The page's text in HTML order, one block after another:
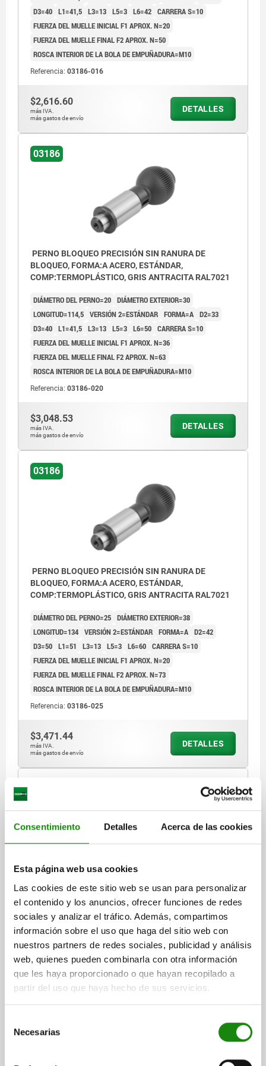
Consentimiento Detalles Acerca de las cookies
Esta página web usa cookies
Las cookies de este sitio web se usan para personalizar
el contenido y los anuncios, ofrecer funciones de redes
sociales y analizar el tráfico. Además, compartimos
información sobre el uso que haga del sitio web con
nuestros partners de redes sociales, publicidad y análisis
web, quienes pueden combinarla con otra información
que les haya proporcionado o que hayan recopilado a
partir del uso que haya hecho de sus servicios.
Necesarias
D3=40 L1=41,5 L3=13 L5=3 L6=42 CARRERA S=10
FUERZA DEL MUELLE INICIAL F1 APROX. N=20
FUERZA DEL MUELLE FINAL F2 APROX. N=50
ROSCA INTERIOR DE LA BOLA DE EMPUÑADURA=M10
Referencia: 03186-016
$2,616.60
más IVA.
más gastos de envío
DETALLES
03186
PERNO BLOQUEO PRECISIÓN SIN RANURA DE
BLOQUEO, FORMA:A ACERO, ESTÁNDAR,
COMP:TERMOPLÁSTICO, GRIS ANTRACITA RAL7021
DIÁMETRO DEL PERNO=20 DIÁMETRO EXTERIOR=30
LONGITUD=114,5 VERSIÓN 2=ESTÁNDAR FORMA=A D2=33
D3=40 L1=41,5 L3=13 L5=3 L6=50 CARRERA S=10
FUERZA DEL MUELLE INICIAL F1 APROX. N=36
FUERZA DEL MUELLE FINAL F2 APROX. N=63
ROSCA INTERIOR DE LA BOLA DE EMPUÑADURA=M10
Referencia: 03186-020
$3,048.53
más IVA.
más gastos de envío
DETALLES
03186
PERNO BLOQUEO PRECISIÓN SIN RANURA DE
BLOQUEO, FORMA:A ACERO, ESTÁNDAR,
COMP:TERMOPLÁSTICO, GRIS ANTRACITA RAL7021
DIÁMETRO DEL PERNO=25 DIÁMETRO EXTERIOR=38
LONGITUD=134 VERSIÓN 2=ESTÁNDAR FORMA=A D2=42
D3=50 L1=51 L3=13 L5=3 L6=60 CARRERA S=10
FUERZA DEL MUELLE INICIAL F1 APROX. N=20
FUERZA DEL MUELLE FINAL F2 APROX. N=73
ROSCA INTERIOR DE LA BOLA DE EMPUÑADURA=M10
Referencia: 03186-025
$3,471.44
más IVA.
más gastos de envío
DETALLES
PERNO BLOQUEO PRECISIÓN CON RANURA DE
BLOQUEO, FORMA:B ACERO, BLOQUEABLE,
COMP:TERMOPLÁSTICO, GRIS ANTRACITA RAL7021
DIÁMETRO DEL PERNO=10
DIÁMETRO EXTERIOR=16
LONGITUD=79
VERSIÓN 2=BLOQUEABLE FORMA=B
D2=19
D3=25 L1=25 L2=36,5 L3=13 L5=2,5 L6=31
CARRERA S=10
FUERZA DEL MUELLE INICIAL F1 APROX. N=15
FUERZA DEL MUELLE FINAL F2 APROX. N=30
ROSCA INTERIOR DE LA BOLA DE EMPUÑADURA=M6
DETALLES